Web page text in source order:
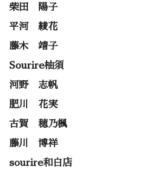
柴田 陽子
平河 綾花
藤木 靖子
Sourire柚須
河野 志帆
肥川 花実
古賀 穂乃楓
藤川 博祥
sourire和白店